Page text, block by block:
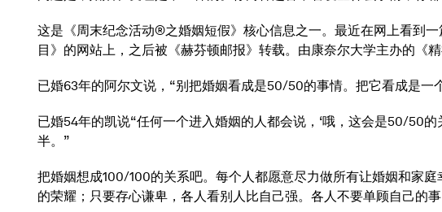
这是《周末纪念活动®之婚姻短假》核心信息之一。最近在网上看到
目》的网站上，之后被《赫芬顿邮报》转载。由康奈尔大学主办的《
已婚63年的阿尔文说，“别把婚姻看成是50/50的事情。把它看成是
已婚54年的凯说“任何一个进入婚姻的人都会说，‘哦，这会是50/50
半。”
把婚姻想成100/100的关系吧。每个人都愿意尽力做所有让婚姻和家
的荣耀；只要存心谦卑，各人看别人比自己强。各人不要单顾自己的